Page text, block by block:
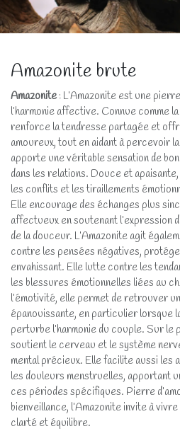
Amazonite brute
Amazonite : L’Amazonite est une
l’harmonie affective. Connue comme
renforce la tendresse partagée et
amoureux, tout en aidant à percevoir
apporte une véritable sensation de
dans les relations. Douce et
les conflits et les tiraillements
Elle encourage des échanges plus
affectueux en soutenant l’expression
de la douceur. L’Amazonite agit
contre les pensées négatives,
envahissant. Elle lutte contre les
les blessures émotionnelles liées au
l’émotivité, elle permet de retrouver
épanouissante, en particulier lorsque
perturbe l’harmonie du couple. Sur le
soutient le cerveau et le système
mental précieux. Elle facilite aussi les
les douleurs menstruelles, apportant
ces périodes spécifiques. Pierre
bienveillance, l’Amazonite invite à
clarté et équilibre.